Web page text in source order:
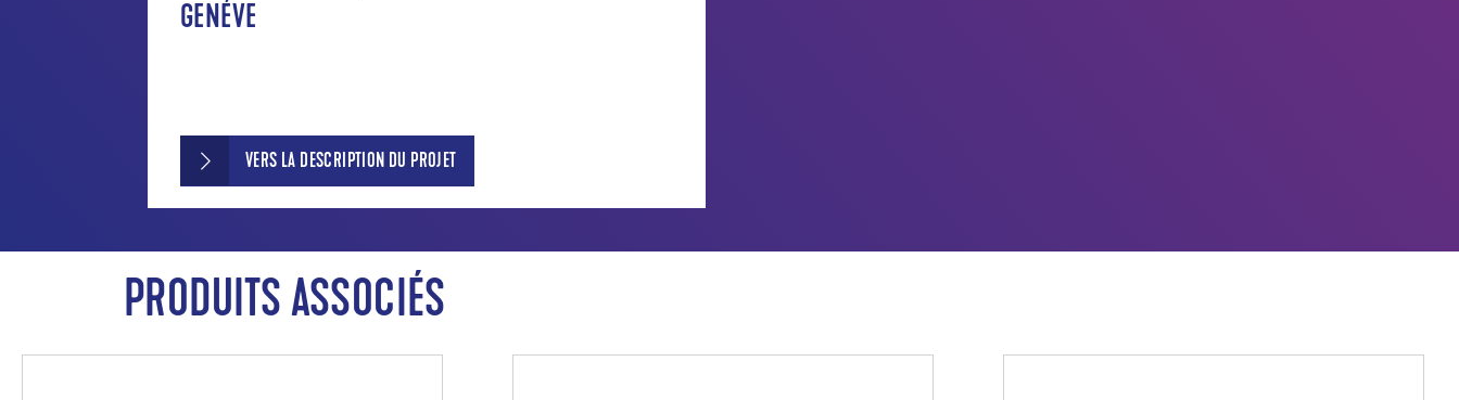
GENÉVE
VERS LA DESCRIPTION DU PROJET
PRODUITS ASSOCIÉS